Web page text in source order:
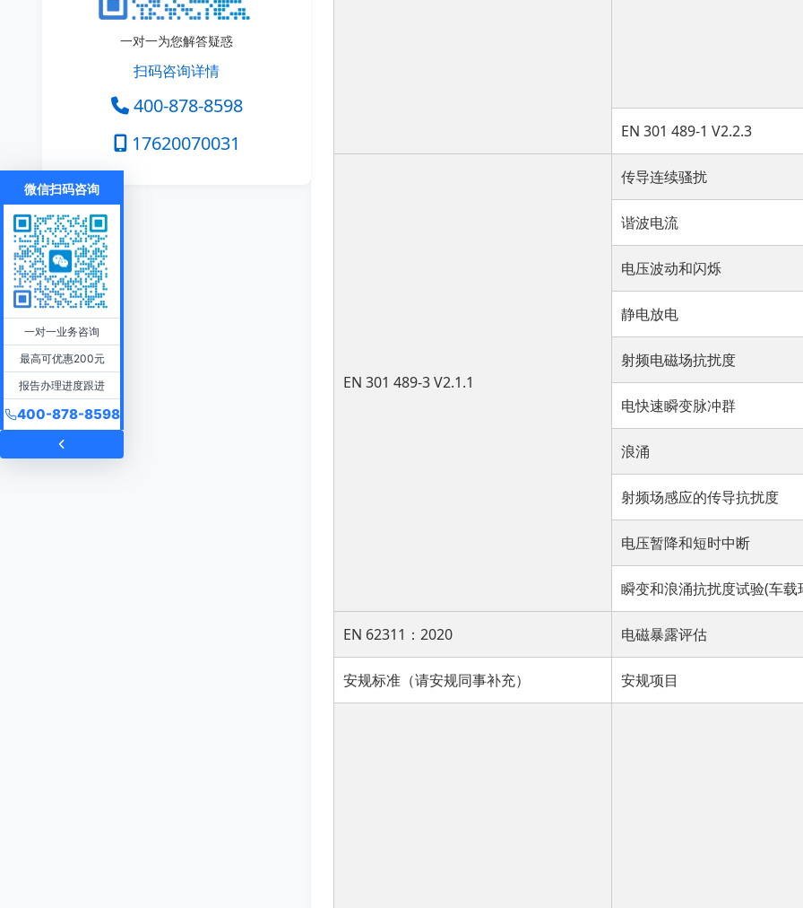
EN 301 489-1 V2.2.3
EN 301 489-3 V2.1.1
传导连续骚扰
谐波电流
电压波动和闪烁
静电放电
射频电磁场抗扰度
电快速瞬变脉冲群
浪涌
射频场感应的传导抗扰度
电压暂降和短时中断
瞬变和浪涌抗扰度试验(车载
EN 62311：2020 电磁暴露评估
安规标准（请安规同事补充） 安规项目
一对一为您解答疑惑
扫码咨询详情
400-878-8598
17620070031
微信扫码咨询
一对一业务咨询
最高可优惠200元
报告办理进度跟进
400-878-8598